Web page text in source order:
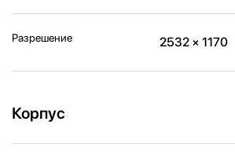
Разрешение 2532 × 1170
Корпус